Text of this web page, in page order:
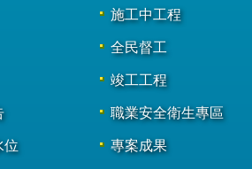
位
施工中工程
全民督工
竣工工程
職業安全衛生專區
專案成果